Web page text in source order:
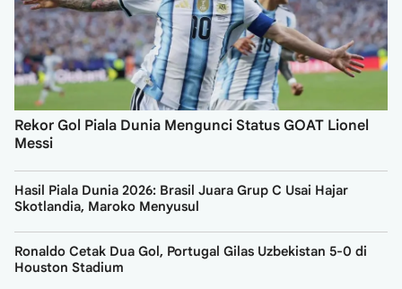
Rekor Gol Piala Dunia Mengunci Status GOAT Lionel
Messi
Hasil Piala Dunia 2026: Brasil Juara Grup C Usai Hajar
Skotlandia, Maroko Menyusul
Ronaldo Cetak Dua Gol, Portugal Gilas Uzbekistan 5-0 di
Houston Stadium